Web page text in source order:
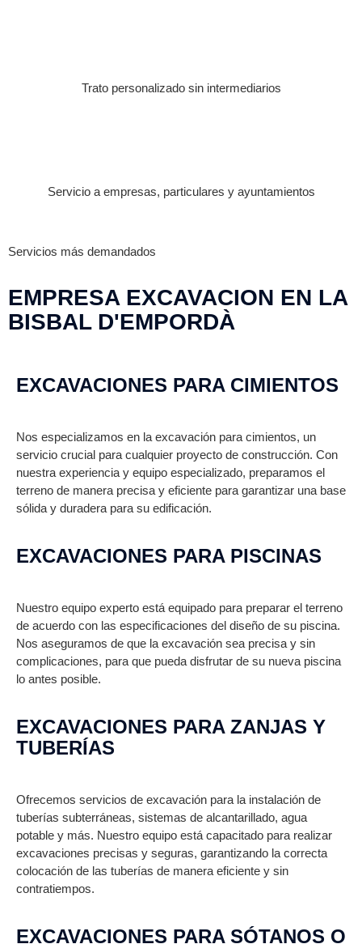
Trato personalizado sin intermediarios
Servicio a empresas, particulares y ayuntamientos
Servicios más demandados
EMPRESA EXCAVACION EN LA
BISBAL D'EMPORDÀ
EXCAVACIONES PARA CIMIENTOS
Nos especializamos en la excavación para cimientos, un
servicio crucial para cualquier proyecto de construcción. Con
nuestra experiencia y equipo especializado, preparamos el
terreno de manera precisa y eficiente para garantizar una base
sólida y duradera para su edificación.
EXCAVACIONES PARA PISCINAS
Nuestro equipo experto está equipado para preparar el terreno
de acuerdo con las especificaciones del diseño de su piscina.
Nos aseguramos de que la excavación sea precisa y sin
complicaciones, para que pueda disfrutar de su nueva piscina
lo antes posible.
EXCAVACIONES PARA ZANJAS Y
TUBERÍAS
Ofrecemos servicios de excavación para la instalación de
tuberías subterráneas, sistemas de alcantarillado, agua
potable y más. Nuestro equipo está capacitado para realizar
excavaciones precisas y seguras, garantizando la correcta
colocación de las tuberías de manera eficiente y sin
contratiempos.
EXCAVACIONES PARA SÓTANOS O